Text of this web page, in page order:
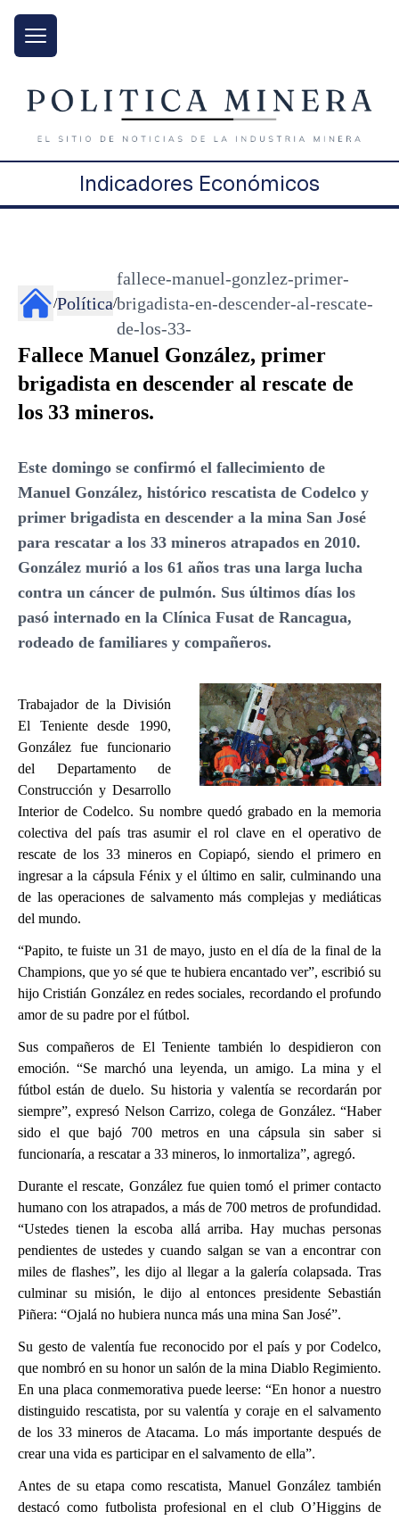
Indicadores Económicos
/Política/
fallece-manuel-gonzlez-primer-
brigadista-en-descender-al-rescate-
de-los-33-
Fallece Manuel González, primer
brigadista en descender al rescate de
los 33 mineros.
Este domingo se confirmó el fallecimiento de
Manuel González, histórico rescatista de Codelco y
primer brigadista en descender a la mina San José
para rescatar a los 33 mineros atrapados en 2010.
González murió a los 61 años tras una larga lucha
contra un cáncer de pulmón. Sus últimos días los
pasó internado en la Clínica Fusat de Rancagua,
rodeado de familiares y compañeros.
Trabajador de la División
El Teniente desde 1990,
González fue funcionario
del Departamento de
Construcción y Desarrollo
Interior de Codelco. Su nombre quedó grabado en la memoria
colectiva del país tras asumir el rol clave en el operativo de
rescate de los 33 mineros en Copiapó, siendo el primero en
ingresar a la cápsula Fénix y el último en salir, culminando una
de las operaciones de salvamento más complejas y mediáticas
del mundo.
“Papito, te fuiste un 31 de mayo, justo en el día de la final de la
Champions, que yo sé que te hubiera encantado ver”, escribió su
hijo Cristián González en redes sociales, recordando el profundo
amor de su padre por el fútbol.
Sus compañeros de El Teniente también lo despidieron con
emoción. “Se marchó una leyenda, un amigo. La mina y el
fútbol están de duelo. Su historia y valentía se recordarán por
siempre”, expresó Nelson Carrizo, colega de González. “Haber
sido el que bajó 700 metros en una cápsula sin saber si
funcionaría, a rescatar a 33 mineros, lo inmortaliza”, agregó.
Durante el rescate, González fue quien tomó el primer contacto
humano con los atrapados, a más de 700 metros de profundidad.
“Ustedes tienen la escoba allá arriba. Hay muchas personas
pendientes de ustedes y cuando salgan se van a encontrar con
miles de flashes”, les dijo al llegar a la galería colapsada. Tras
culminar su misión, le dijo al entonces presidente Sebastián
Piñera: “Ojalá no hubiera nunca más una mina San José”.
Su gesto de valentía fue reconocido por el país y por Codelco,
que nombró en su honor un salón de la mina Diablo Regimiento.
En una placa conmemorativa puede leerse: “En honor a nuestro
distinguido rescatista, por su valentía y coraje en el salvamento
de los 33 mineros de Atacama. Lo más importante después de
crear una vida es participar en el salvamento de ella”.
Antes de su etapa como rescatista, Manuel González también
destacó como futbolista profesional en el club O’Higgins de